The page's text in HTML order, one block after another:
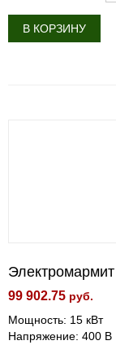
В КОРЗИНУ
99 902.75 руб.
Мощность: 15 кВт
Напряжение: 400 В